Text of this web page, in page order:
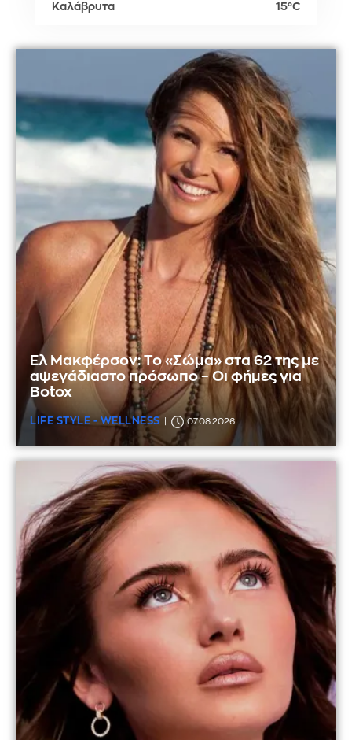
Καλάβρυτα 15°C
Ελ Μακφέρσον: Το «Σώμα» στα 62 της με
αψεγάδιαστο πρόσωπο – Οι φήμες για
Botox
LIFE STYLE - WELLNESS 07.08.2026